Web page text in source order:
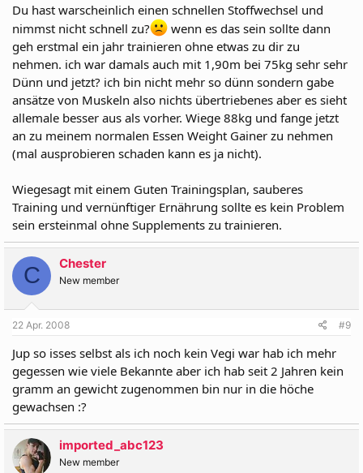
Du hast warscheinlich einen schnellen Stoffwechsel und
nimmst nicht schnell zu?
wenn es das sein sollte dann
geh erstmal ein jahr trainieren ohne etwas zu dir zu
nehmen. ich war damals auch mit 1,90m bei 75kg sehr sehr
Dünn und jetzt? ich bin nicht mehr so dünn sondern gabe
ansätze von Muskeln also nichts übertriebenes aber es sieht
allemale besser aus als vorher. Wiege 88kg und fange jetzt
an zu meinem normalen Essen Weight Gainer zu nehmen
(mal ausprobieren schaden kann es ja nicht).
Wiegesagt mit einem Guten Trainingsplan, sauberes
Training und vernünftiger Ernährung sollte es kein Problem
sein ersteinmal ohne Supplements zu trainieren.
C Chester
New member
22 Apr. 2008 #9
Jup so isses selbst als ich noch kein Vegi war hab ich mehr
gegessen wie viele Bekannte aber ich hab seit 2 Jahren kein
gramm an gewicht zugenommen bin nur in die höche
gewachsen :?
imported_abc123
New member